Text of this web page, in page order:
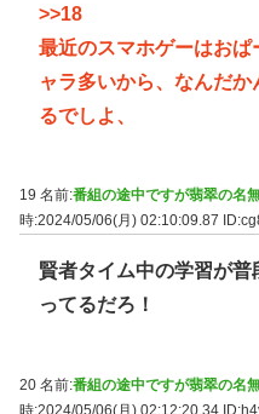
>>18
最近のスマホゲーはお
ャラ多いから、なんだ
るでしよ、
19 名前:番組の途中ですが翡翠の名
時:2024/05/06(月) 02:10:09.87
賢者タイム中の学習が
ってるだろ！
20 名前:番組の途中ですが翡翠の名
時:2024/05/06(月) 02:12:20.34